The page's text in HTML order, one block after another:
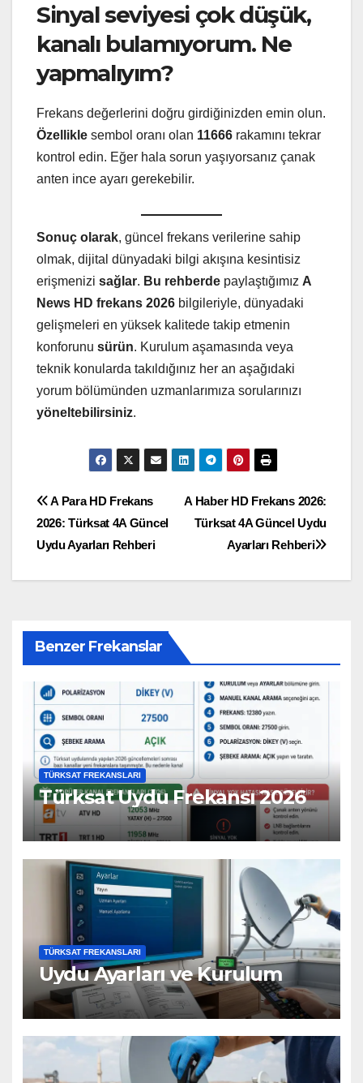
Sinyal seviyesi çok düşük,
kanalı bulamıyorum. Ne
yapmalıyım?
Frekans değerlerini doğru girdiğinizden emin olun.
Özellikle sembol oranı olan 11666 rakamını tekrar
kontrol edin. Eğer hala sorun yaşıyorsanız çanak
anten ince ayarı gerekebilir.
Sonuç olarak, güncel frekans verilerine sahip
olmak, dijital dünyadaki bilgi akışına kesintisiz
erişmenizi sağlar. Bu rehberde paylaştığımız A
News HD frekans 2026 bilgileriyle, dünyadaki
gelişmeleri en yüksek kalitede takip etmenin
konforunu sürün. Kurulum aşamasında veya
teknik konularda takıldığınız her an aşağıdaki
yorum bölümünden uzmanlarımıza sorularınızı
yöneltebilirsiniz.
Yazı
gezinmesi
A Haber HD Frekans 2026:
Türksat 4A Güncel Uydu
Ayarları Rehberi
A Para HD Frekans
2026: Türksat 4A Güncel
Uydu Ayarları Rehberi
Benzer Frekanslar
TÜRKSAT FREKANSLARI
Türksat Uydu Frekansı 2026
TÜRKSAT FREKANSLARI
Uydu Ayarları ve Kurulum